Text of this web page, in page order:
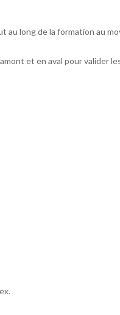
long de la formation au
et en aval pour valider